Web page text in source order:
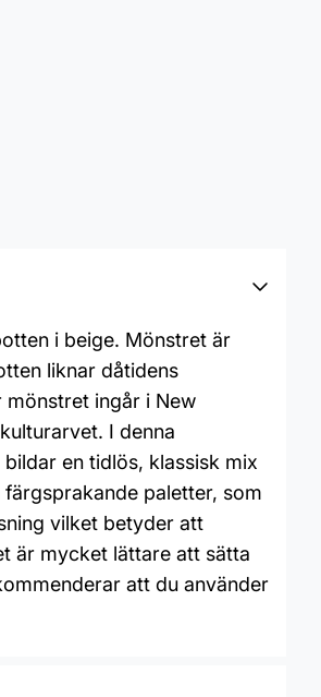
i beige. Mönstret är
liknar dåtidens
mönstret ingår i New
I denna
en tidlös, klassisk mix
paletter, som
vilket betyder att
är mycket lättare att sätta
att du använder